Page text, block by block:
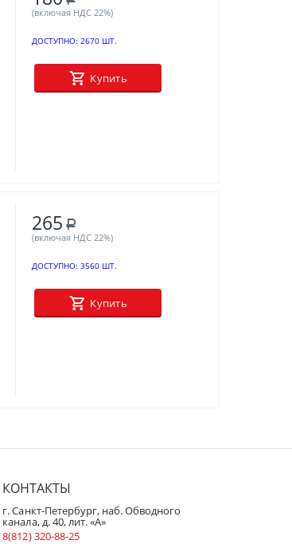
(включая НДС 22%)
ДОСТУПНО: 2670 ШТ.
Купить
265 Р
(включая НДС 22%)
ДОСТУПНО: 3560 ШТ.
Купить
КОНТАКТЫ
г. Санкт-Петербург, наб. Обводного
канала, д. 40, лит. «А»
8(812) 320-88-25